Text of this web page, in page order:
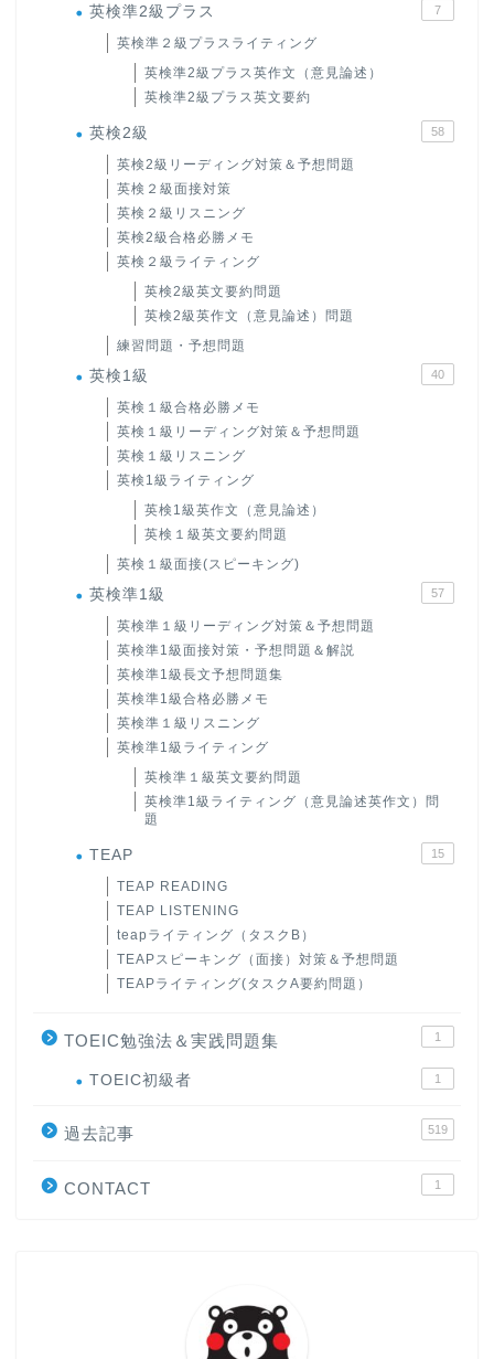
英検準2級プラス 7
英検準２級プラスライティング
英検準2級プラス英作文（意見論述）
英検準2級プラス英文要約
英検2級 58
英検2級リーディング対策＆予想問題
英検２級面接対策
英検２級リスニング
英検2級合格必勝メモ
英検２級ライティング
英検2級英文要約問題
英検2級英作文（意見論述）問題
練習問題・予想問題
英検1級 40
英検１級合格必勝メモ
英検１級リーディング対策＆予想問題
英検１級リスニング
英検1級ライティング
英検1級英作文（意見論述）
英検１級英文要約問題
英検１級面接(スピーキング)
英検準1級 57
英検準１級リーディング対策＆予想問題
英検準1級面接対策・予想問題＆解説
英検準1級長文予想問題集
英検準1級合格必勝メモ
英検準１級リスニング
英検準1級ライティング
英検準１級英文要約問題
英検準1級ライティング（意見論述英作文）問
題
TEAP 15
TEAP READING
TEAP LISTENING
teapライティング（タスクB）
TEAPスピーキング（面接）対策＆予想問題
TEAPライティング(タスクA要約問題）
TOEIC勉強法＆実践問題集 1
TOEIC初級者 1
過去記事 519
CONTACT 1
大学入試英語対策講座